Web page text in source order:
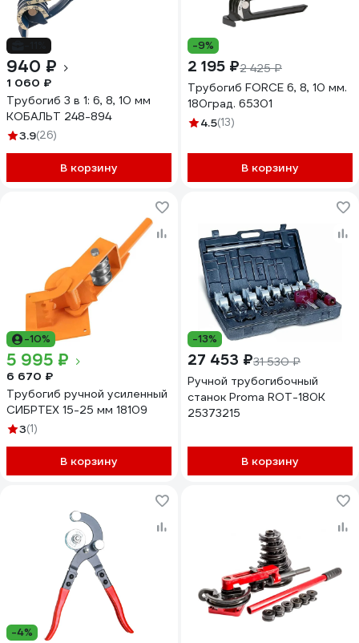
940 ₽
1 060 ₽
Трубогиб 3 в 1: 6, 8, 10 мм
КОБАЛЬТ 248-894
3.9(26)
В корзину
-9%
2 195 ₽2 425 ₽
Трубогиб FORCE 6, 8, 10 мм.
180град. 65301
4.5(13)
В корзину
-10%
5 995 ₽
6 670 ₽
Трубогиб ручной усиленный
СИБРТЕХ 15-25 мм 18109
3(1)
В корзину
-13%
27 453 ₽31 530 ₽
Ручной трубогибочный
станок Proma ROT-180К
25373215
В корзину
-4%